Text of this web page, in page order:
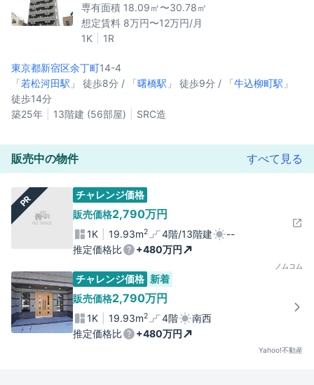
専有面積 18.09㎡〜30.78㎡
想定賃料 8万円〜12万円/月
1K
1R
東京都新宿区余丁町14-4
「若松河田駅 」 徒歩8分 / 「曙橋駅 」 徒歩9分 / 「牛込柳町駅 」
徒歩14分
築25年
13階建 (56部屋) SRC造
販売中の物件 すべて見る
PR
チャレンジ価格
販売価格2,790万円
1K 19.93m2 4階/13階建
--
推定価格比
+480万円
ノムコム
チャレンジ価格 新着
販売価格2,790万円
1K 19.93m2 4階
南西
推定価格比
+480万円
Yahoo!不動産